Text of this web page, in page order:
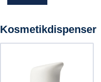
Kosmetikdispenser